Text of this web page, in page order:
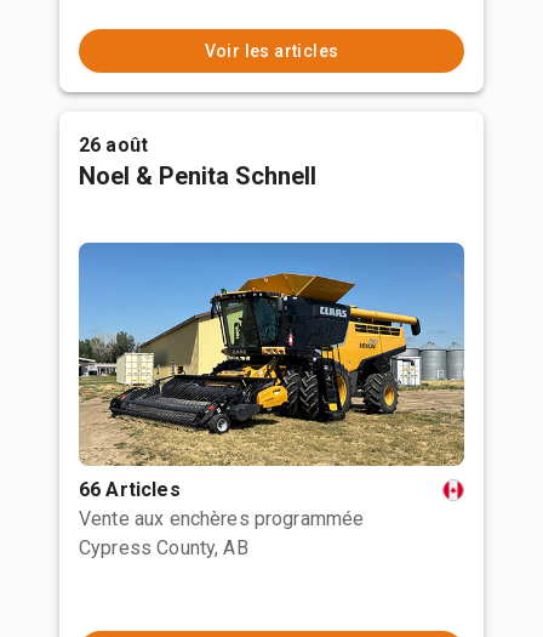
Voir les articles
26 août
Noel & Penita Schnell
66 Articles
Vente aux enchères programmée
Cypress County, AB